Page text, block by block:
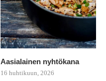
Aasialainen nyhtökana
16 huhtikuun, 2026